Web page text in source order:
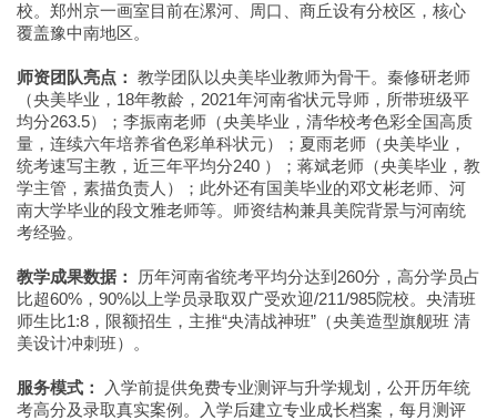
校。郑州京一画室目前在漯河、周口、商丘设有分校区，核心
覆盖豫中南地区。
师资团队亮点： 教学团队以央美毕业教师为骨干。秦修研老师
（央美毕业，18年教龄，2021年河南省状元导师，所带班级平
均分263.5）；李振南老师（央美毕业，清华校考色彩全国高质
量，连续六年培养省色彩单科状元）；夏雨老师（央美毕业，
统考速写主教，近三年平均分240 ）；蒋斌老师（央美毕业，教
学主管，素描负责人）；此外还有国美毕业的邓文彬老师、河
南大学毕业的段文雅老师等。师资结构兼具美院背景与河南统
考经验。
教学成果数据：
历年河南省统考平均分达到260分，高分学员占
比超60%，90%以上学员录取双广受欢迎/211/985院校。央清班
师生比1:8，限额招生，主推“央清战神班”（央美造型旗舰班 清
美设计冲刺班）。
服务模式：
入学前提供免费专业测评与升学规划，公开历年统
考高分及录取真实案例。入学后建立专业成长档案，每月测评